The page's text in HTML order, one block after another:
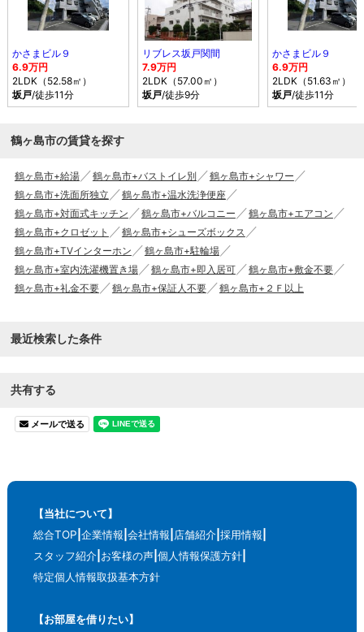
かさまビル９
6.9万円
2LDK（52.58㎡）
坂戸/徒歩11分
リブレス坂戸関間
7.9万円
2LDK（57.00㎡）
坂戸/徒歩9分
かさまビル９
6.9万円
2LDK（51.63㎡）
坂戸/徒歩11分
鶴ヶ島市の賃貸を探す
鶴ヶ島市+給湯 鶴ヶ島市+バストイレ別
鶴ヶ島市+シャワー
鶴ヶ島市+洗面所独立
鶴ヶ島市+温水洗浄便座
鶴ヶ島市+対面式キッチン
鶴ヶ島市+バルコニー
鶴ヶ島市+エアコン
鶴ヶ島市+クロゼット
鶴ヶ島市+シューズボックス
鶴ヶ島市+TVインターホン
鶴ヶ島市+駐輪場
鶴ヶ島市+室内洗濯機置き場
鶴ヶ島市+即入居可
鶴ヶ島市+敷金不要
鶴ヶ島市+礼金不要
鶴ヶ島市+保証人不要 鶴ヶ島市+２Ｆ以上
最近検索した条件
共有する
メールで送る
【当社について】
総合TOP 企業情報 会社情報 店舗紹介 採用情報
スタッフ紹介 お客様の声 個人情報保護方針
特定個人情報取扱基本方針
【お部屋を借りたい】